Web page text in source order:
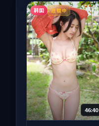
韩国 连载中
46:40